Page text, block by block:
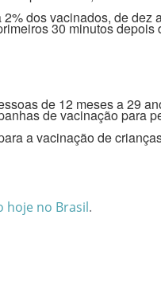
dos vacinados, de dez
30 minutos
de 12 meses a 29
de vacinação para
a vacinação de
hoje no Brasil.